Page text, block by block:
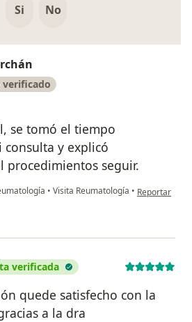
Si No
se tomó el tiempo
y explicó
procedimientos seguir.
• Visita Reumatología • en opinión
Reportar
verificada
quede satisfecho con la
a la dra